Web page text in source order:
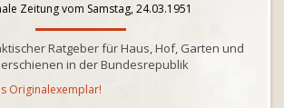
Zeitung vom Samstag, 24.03.1951
Ratgeber für Haus, Hof, Garten und
erschienen in der Bundesrepublik
Originalexemplar!